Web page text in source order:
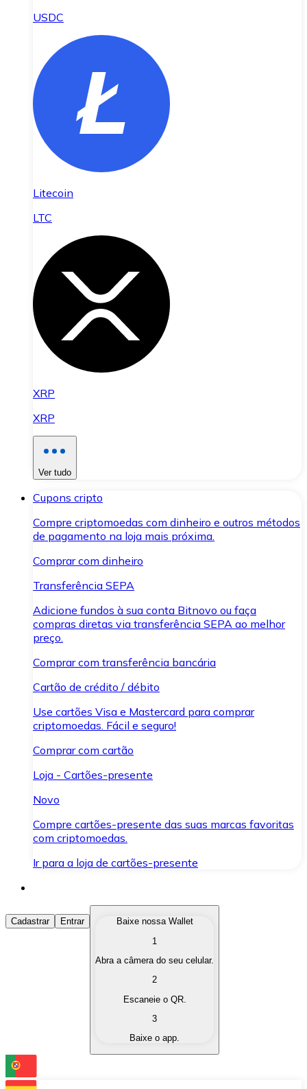
USDC
Litecoin
LTC
XRP
XRP
Ver tudo
Cupons cripto
Compre criptomoedas com dinheiro e outros métodos
de pagamento na loja mais próxima.
Comprar com dinheiro
Transferência SEPA
Adicione fundos à sua conta Bitnovo ou faça
compras diretas via transferência SEPA ao melhor
preço.
Comprar com transferência bancária
Cartão de crédito / débito
Use cartões Visa e Mastercard para comprar
criptomoedas. Fácil e seguro!
Comprar com cartão
Loja - Cartões-presente
Novo
Compre cartões-presente das suas marcas favoritas
com criptomoedas.
Ir para a loja de cartões-presente
Comprar Criptomoedas
Compre as criptomoedas de seu interesse de forma
Converta suas criptomoedas em moeda fiduciária
Troque uma criptomoeda por outra
Cadastrar Entrar
Baixe nossa Wallet
1
Abra a câmera do seu celular.
2
Escaneie o QR.
3
Baixe o app.